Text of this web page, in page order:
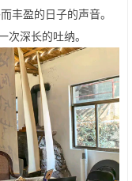
丰盈的日子的声音。
次深长的吐纳。